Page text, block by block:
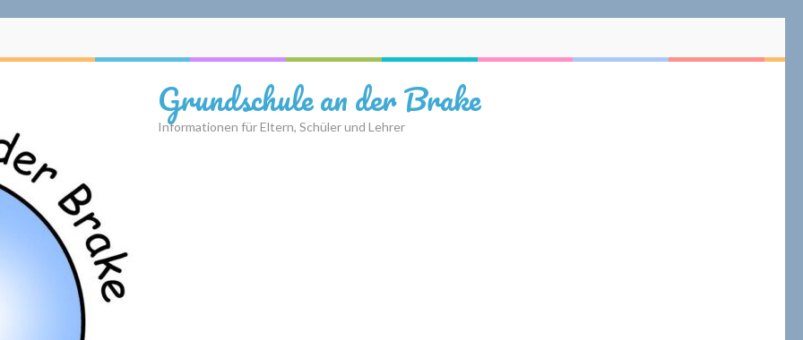
Grundschule an der Brake
Informationen für Eltern, Schüler und Lehrer